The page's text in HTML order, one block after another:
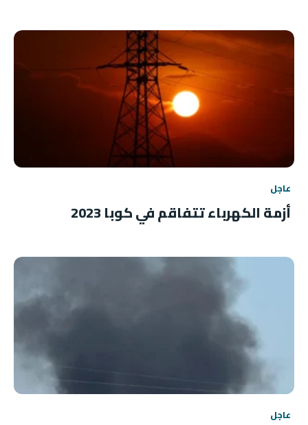
عاجل
أزمة الكهرباء تتفاقم في كوبا 2023
عاجل